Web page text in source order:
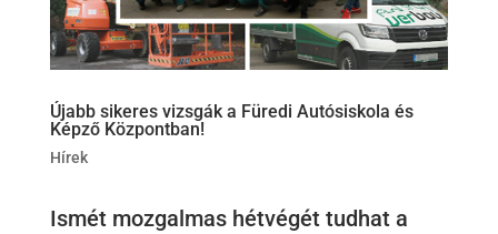
Újabb sikeres vizsgák a Füredi Autósiskola és
Képző Központban!
Hírek
Ismét mozgalmas hétvégét tudhat a